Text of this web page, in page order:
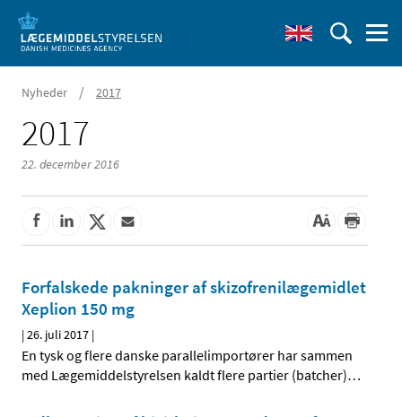
Nyheder / 2017
2017
22. december 2016
Forfalskede pakninger af skizofrenilægemidlet
Xeplion 150 mg
|26. juli 2017 |
En tysk og flere danske parallelimportører har sammen
med Lægemiddelstyrelsen kaldt flere partier (batcher)…